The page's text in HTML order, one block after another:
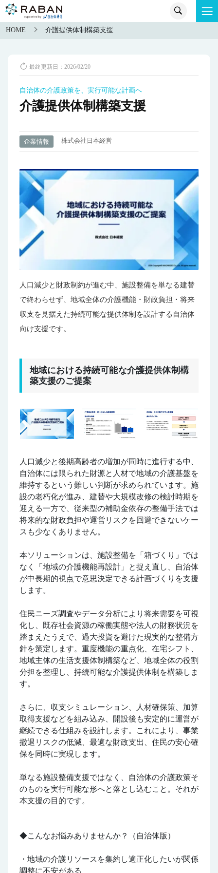
HOME 介護提供体制構築支援
最終更新日：2026/02/20
自治体の介護政策を、実行可能な計画へ
介護提供体制構築支援
企業情報 株式会社日本経営
人口減少と財政制約が進む中、施設整備を単なる建替
で終わらせず、地域全体の介護機能・財政負担・将来
収支を見据えた持続可能な提供体制を設計する自治体
向け支援です。
地域における持続可能な介護提供体制構
築支援のご提案
人口減少と後期高齢者の増加が同時に進行する中、
自治体には限られた財源と人材で地域の介護基盤を
維持するという難しい判断が求められています。施
設の老朽化が進み、建替や大規模改修の検討時期を
迎える一方で、従来型の補助金依存の整備手法では
将来的な財政負担や運営リスクを回避できないケー
スも少なくありません。
本ソリューションは、施設整備を「箱づくり」では
なく「地域の介護機能再設計」と捉え直し、自治体
が中長期的視点で意思決定できる計画づくりを支援
します。
住民ニーズ調査やデータ分析により将来需要を可視
化し、既存社会資源の稼働実態や法人の財務状況を
踏まえたうえで、過大投資を避けた現実的な整備方
針を策定します。重度機能の重点化、在宅シフト、
地域主体の生活支援体制構築など、地域全体の役割
分担を整理し、持続可能な介護提供体制を構築しま
す。
さらに、収支シミュレーション、人材確保策、加算
取得支援などを組み込み、開設後も安定的に運営が
継続できる仕組みを設計します。これにより、事業
撤退リスクの低減、最適な財政支出、住民の安心確
保を同時に実現します。
単なる施設整備支援ではなく、自治体の介護政策そ
のものを実行可能な形へと落とし込むこと。それが
本支援の目的です。
◆こんなお悩みありませんか？（自治体版）
・地域の介護リソースを集約し適正化したいが関係
調整に不安がある